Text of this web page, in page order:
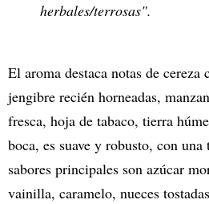
herbales/terrosas".
El aroma destaca notas de cereza
jengibre recién horneadas,
fresca, hoja de tabaco, tierra
boca, es suave y robusto, con
sabores principales son azúcar
vainilla, caramelo, nueces